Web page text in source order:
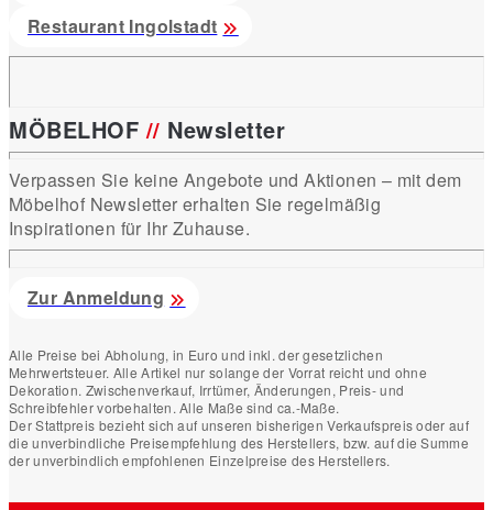
Restaurant Ingolstadt
MÖBELHOF// Newsletter
Verpassen Sie keine Angebote und Aktionen – mit dem
Möbelhof Newsletter erhalten Sie regelmäßig
Inspirationen für Ihr Zuhause.
Zur Anmeldung
Alle Preise bei Abholung, in Euro und inkl. der gesetzlichen
Mehrwertsteuer. Alle Artikel nur solange der Vorrat reicht und ohne
Dekoration. Zwischenverkauf, Irrtümer, Änderungen, Preis- und
Schreibfehler vorbehalten. Alle Maße sind ca.-Maße.
Der Stattpreis bezieht sich auf unseren bisherigen Verkaufspreis oder auf
die unverbindliche Preisempfehlung des Herstellers, bzw. auf die Summe
der unverbindlich empfohlenen Einzelpreise des Herstellers.